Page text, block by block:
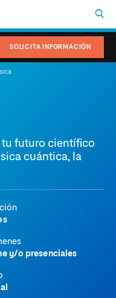
SOLICITA INFORMACIÓN
tu futuro científico
cuántica, la
y/o presenciales